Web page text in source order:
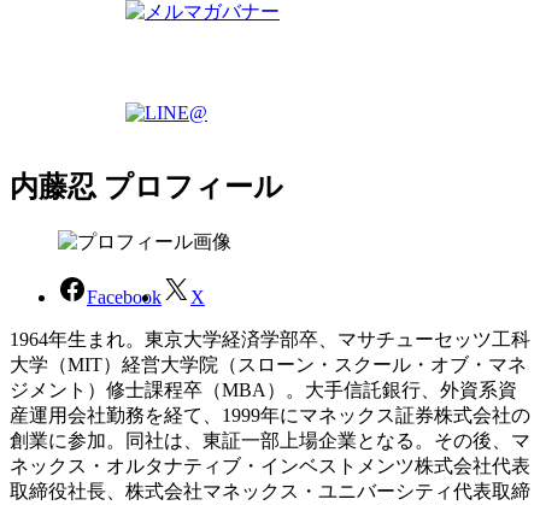
内藤忍 プロフィール
Facebook X
1964年生まれ。東京大学経済学部卒、マサチューセッツ工科
大学（MIT）経営大学院（スローン・スクール・オブ・マネ
ジメント）修士課程卒（MBA）。大手信託銀行、外資系資
産運用会社勤務を経て、1999年にマネックス証券株式会社の
創業に参加。同社は、東証一部上場企業となる。その後、マ
ネックス・オルタナティブ・インベストメンツ株式会社代表
取締役社長、株式会社マネックス・ユニバーシティ代表取締